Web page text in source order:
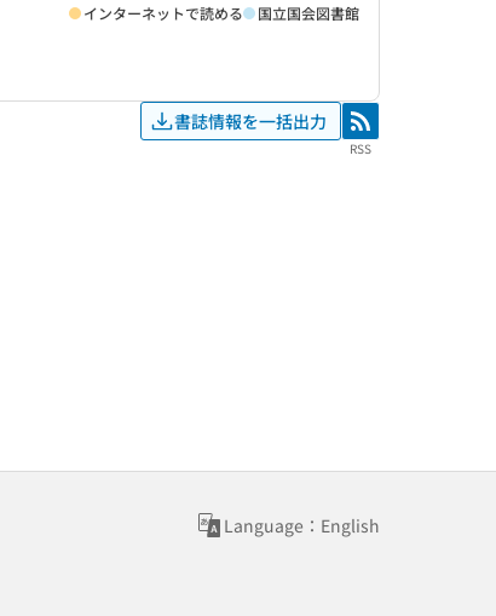
インターネットで読める 国立国会図書館
書誌情報を一括出力 RSS
RSS
Language：English